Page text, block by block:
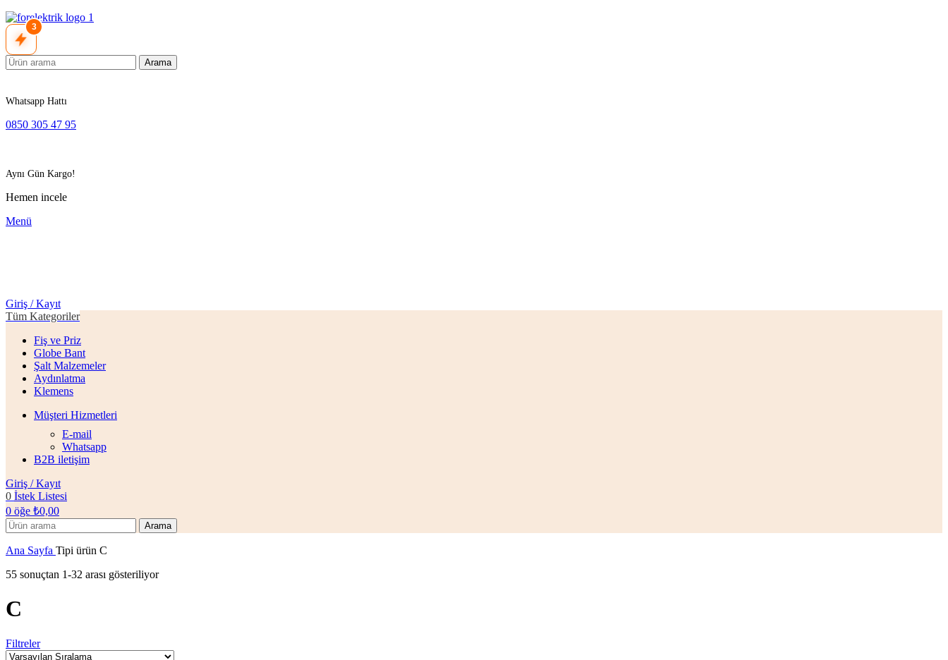
3
Arama
Whatsapp Hattı
0850 305 47 95
Aynı Gün Kargo!
Hemen incele
Menü
Giriş / Kayıt
Tüm Kategoriler
Fiş ve Priz
Globe Bant
Şalt Malzemeler
Aydınlatma
Klemens
Müşteri Hizmetleri
E-mail
Whatsapp
B2B iletişim
Giriş / Kayıt
0 İstek Listesi
0 öğe ₺0,00
Arama
Ana Sayfa Tipi ürün C
55 sonuçtan 1-32 arası gösteriliyor
C
Filtreler